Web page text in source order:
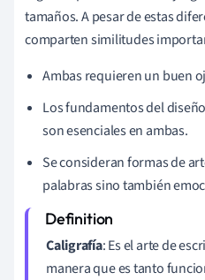
tamaños. A pesar de estas
comparten similitudes
Ambas requieren un buen
Los fundamentos del
son esenciales en ambas.
Se consideran formas de
palabras sino también
Caligrafía: Es el arte de
manera que es tanto